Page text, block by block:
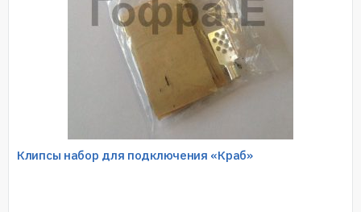
Клипсы набор для подключения «Краб»